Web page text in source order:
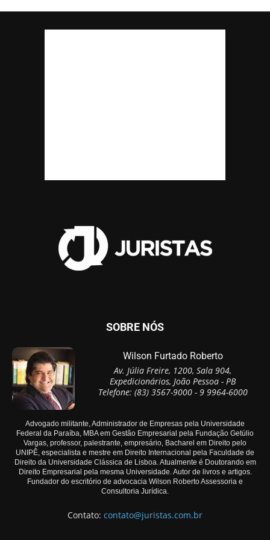
SOBRE NÓS
Wilson Furtado Roberto
Av. Júlia Freire, 1200, Sala 904,
Expedicionários, João Pessoa - PB
Telefone: (83) 3567-9000 - 9 9964-6000
Advogado militante, Administrador de Empresas pela Universidade
Federal da Paraíba, MBA em Gestão Empresarial pela Fundação Getúlio
Vargas, professor, palestrante, empresário, Bacharel em Direito pelo
UNIPÊ, especialista e mestre em Direito Internacional pela Faculdade de
Direito da Universidade Clássica de Lisboa. Atualmente é Doutorando em
Direito Empresarial pela mesma Universidade. Autor de livros e artigos.
Fundador do escritório de advocacia Wilson Roberto Assessoria e
Consultoria Jurídica.
Contato: contato@juristas.com.br